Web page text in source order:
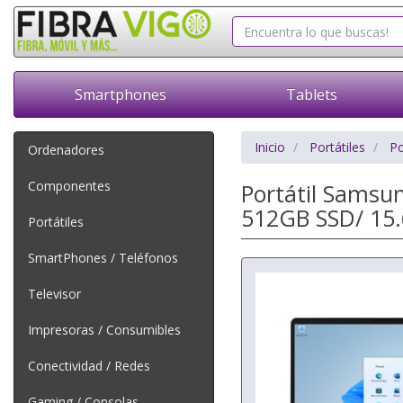
Smartphones Tablets
Ordenadores
Componentes
Portátiles
SmartPhones / Teléfonos
Televisor
Impresoras / Consumibles
Conectividad / Redes
Inicio Portátiles
Portátil
512GB SSD/